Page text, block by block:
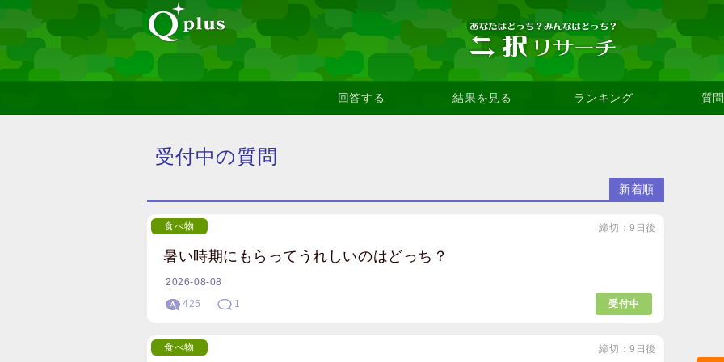
回答する 結果を見る ランキング 質
受付中の質問
新着順
暑い時期にもらってうれしいのはどっち？
締切：9日後
食べ物
2026-08-08
425
1 受付中
締切：9日後
食べ物